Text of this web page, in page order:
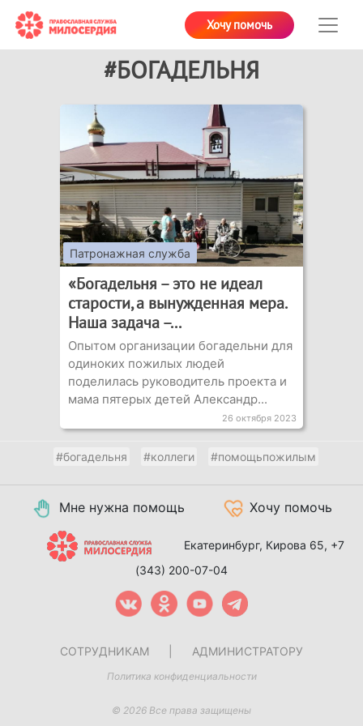
Хочу помочь
#БОГАДЕЛЬНЯ
Патронажная служба
«Богадельня – это не идеал
старости, а вынужденная мера.
Наша задача –...
Опытом организации богадельни для
одиноких пожилых людей
поделилась руководитель проекта и
мама пятерых детей Александр...
26 октября 2023
#богадельня #коллеги #помощьпожилым
Мне нужна помощь Хочу помочь
Екатеринбург, Кирова 65, +7
(343) 200-07-04
СОТРУДНИКАМ АДМИНИСТРАТОРУ
Политика конфиденциальности
© 2026 Все права защищены